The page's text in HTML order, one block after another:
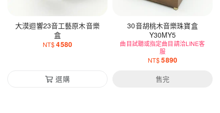
大漠迴響23音工藝原木音樂
盒
NT$4580
選購
30音胡桃木音樂珠寶盒
Y30MY5
曲目試聽或指定曲目請洽LINE客
服
NT$5890
售完